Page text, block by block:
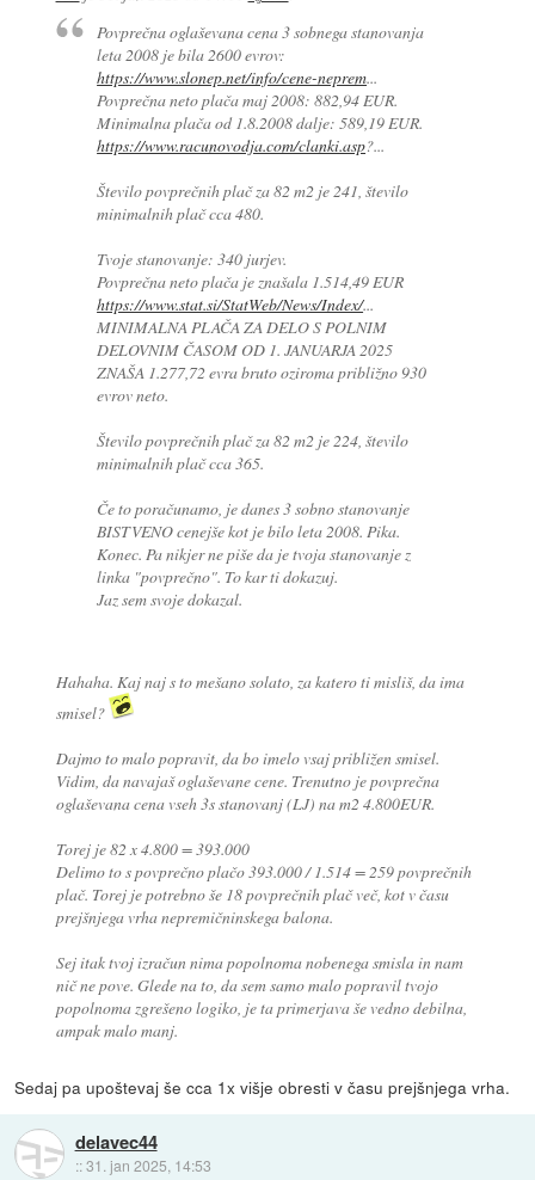
Povprečna oglaševana cena 3 sobnega stanovanja
leta 2008 je bila 2600 evrov:
https://www.slonep.net/info/cene-neprem...
Povprečna neto plača maj 2008: 882,94 EUR.
Minimalna plača od 1.8.2008 dalje: 589,19 EUR.
https://www.racunovodja.com/clanki.asp?...
Število povprečnih plač za 82 m2 je 241, število
minimalnih plač cca 480.
Tvoje stanovanje: 340 jurjev.
Povprečna neto plača je znašala 1.514,49 EUR
https://www.stat.si/StatWeb/News/Index/...
MINIMALNA PLAČA ZA DELO S POLNIM
DELOVNIM ČASOM OD 1. JANUARJA 2025
ZNAŠA 1.277,72 evra bruto oziroma približno 930
evrov neto.
Število povprečnih plač za 82 m2 je 224, število
minimalnih plač cca 365.
Če to poračunamo, je danes 3 sobno stanovanje
BISTVENO cenejše kot je bilo leta 2008. Pika.
Konec. Pa nikjer ne piše da je tvoja stanovanje z
linka "povprečno". To kar ti dokazuj.
Jaz sem svoje dokazal.
Hahaha. Kaj naj s to mešano solato, za katero ti misliš, da ima
smisel?
Dajmo to malo popravit, da bo imelo vsaj približen smisel.
Vidim, da navajaš oglaševane cene. Trenutno je povprečna
oglaševana cena vseh 3s stanovanj (LJ) na m2 4.800EUR.
Torej je 82 x 4.800 = 393.000
Delimo to s povprečno plačo 393.000 / 1.514 = 259 povprečnih
plač. Torej je potrebno še 18 povprečnih plač več, kot v času
prejšnjega vrha nepremičninskega balona.
Sej itak tvoj izračun nima popolnoma nobenega smisla in nam
nič ne pove. Glede na to, da sem samo malo popravil tvojo
popolnoma zgrešeno logiko, je ta primerjava še vedno debilna,
ampak malo manj.
Sedaj pa upoštevaj še cca 1x višje obresti v času prejšnjega vrha.
delavec44
::31. jan 2025, 14:53